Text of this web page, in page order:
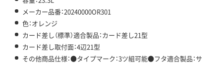
メーカー品番：20240000OR301
色：オレンジ
カード差し（標準）適合製品：カード差し21型
カード差し取付面：4辺21型
その他商品仕様：●タイプマーク：3ツ組可能●フタ適合製品：サ